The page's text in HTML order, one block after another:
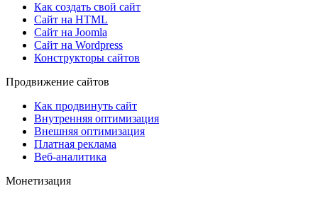
Как создать свой сайт
Сайт на HTML
Сайт на Joomla
Сайт на Wordpress
Конструкторы сайтов
Продвижение сайтов
Как продвинуть сайт
Внутренняя оптимизация
Внешняя оптимизация
Платная реклама
Веб-аналитика
Монетизация